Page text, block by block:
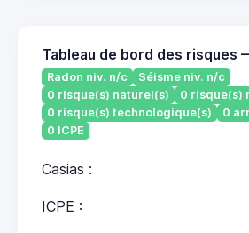
Tableau de bord des risques
Radon niv. n/c
Séisme niv. n/c
0 risque(s) naturel(s)
0 risque(s)
0 risque(s) technologique(s)
0
0 ICPE
Casias :
ICPE :